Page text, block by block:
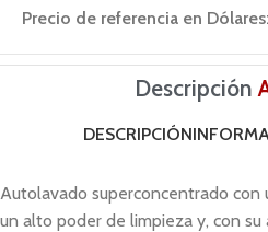
Precio de referencia en Dólares:
Descripción
DESCRIPCIÓN
Autolavado superconcentrado con
un alto poder de limpieza y, con su